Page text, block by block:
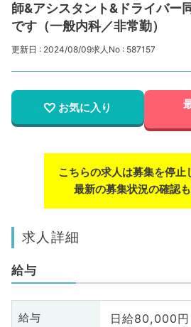
師&アシスタント&ドライバー
です（一般内科／非常勤）
更新日 : 2024/08/09求人No : 587157
お気に入り
こちらの求人は募集を停止
最新の募集状況の確認も
求人詳細
給与
給与 日給80,000